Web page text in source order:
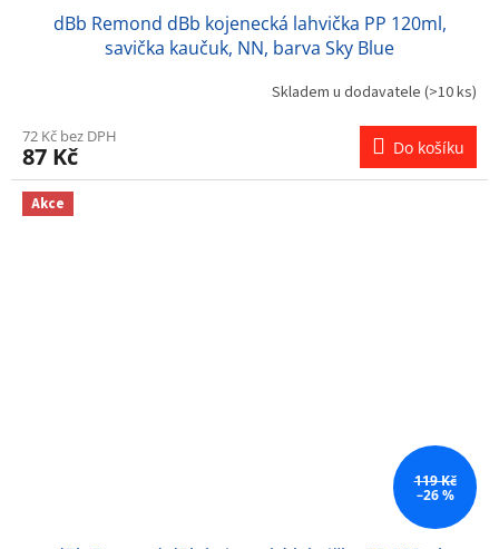
dBb Remond dBb kojenecká lahvička PP 120ml,
savička kaučuk, NN, barva Sky Blue
Skladem u dodavatele (>10 ks)
72 Kč bez DPH
87 Kč Do košíku
Akce
119 Kč
–26 %